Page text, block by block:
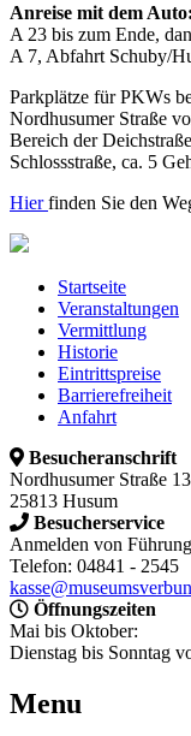
Anreise mit dem Auto:
A 23 bis zum Ende,
A 7, Abfahrt Schuby/
Parkplätze für PKWs
Nordhusumer Straße
Bereich der
Schlossstraße, ca. 5
Hierfinden Sie den
Startseite
Veranstaltungen
Vermittlung
Historie
Eintrittspreise
Barrierefreiheit
Anfahrt
Besucheranschrift
Nordhusumer Straße 13
25813 Husum
Besucherservice
Anmelden von
Telefon: 04841 - 2545
Öffnungszeiten
Mai bis Oktober:
Dienstag bis Sonntag
Menu